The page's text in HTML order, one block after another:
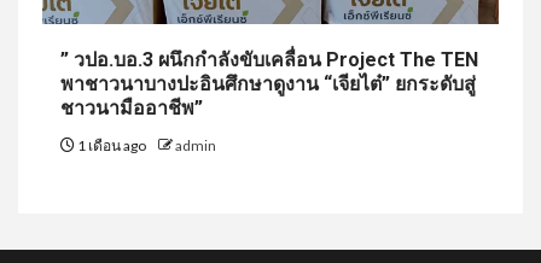
” วปอ.บอ.3 ผนึกกำลังขับเคลื่อน Project The TEN
พาชาวนาบางปะอินศึกษาดูงาน “เจียไต๋” ยกระดับสู่
ชาวนามืออาชีพ”
1 เดือน ago admin